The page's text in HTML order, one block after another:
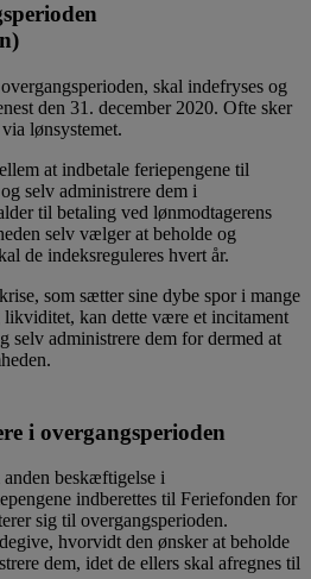
skal indefryses og
den 31. december 2020. Ofte sker
lønsystemet.
at indbetale feriepengene til
selv administrere dem i
til betaling ved lønmodtagerens
selv vælger at beholde og
de indeksreguleres hvert år.
som sætter sine dybe spor i mange
kan dette være et incitament
selv administrere dem for dermed at
i overgangsperioden
beskæftigelse i
indberettes til Feriefonden for
sig til overgangsperioden.
hvorvidt den ønsker at beholde
dem, idet de ellers skal afregnes til